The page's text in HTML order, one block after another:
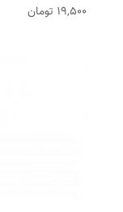
19,500 تومان